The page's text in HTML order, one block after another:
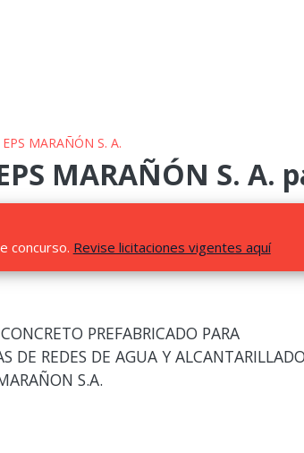
MARAÑÓN S. A.
MARAÑÓN S. A.
concurso. Revise licitaciones vigentes aquí
PREFABRICADO PARA
DE REDES DE AGUA Y
S.A.